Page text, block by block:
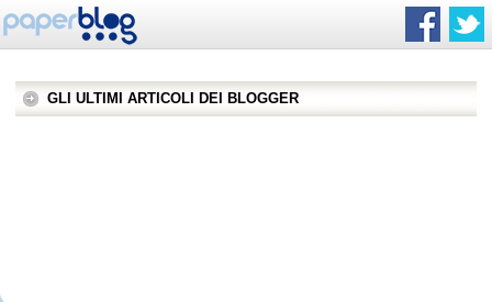
GLI ULTIMI ARTICOLI DEI BLOGGER